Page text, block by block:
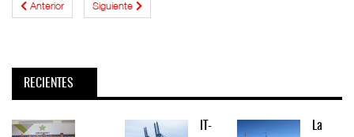
Anterior Siguiente
RECIENTES
IT- La